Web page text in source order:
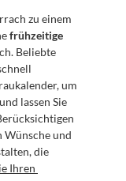
zu einem
frühzeitige
Beliebte
um
lassen Sie
Wünsche und
die
Ihren